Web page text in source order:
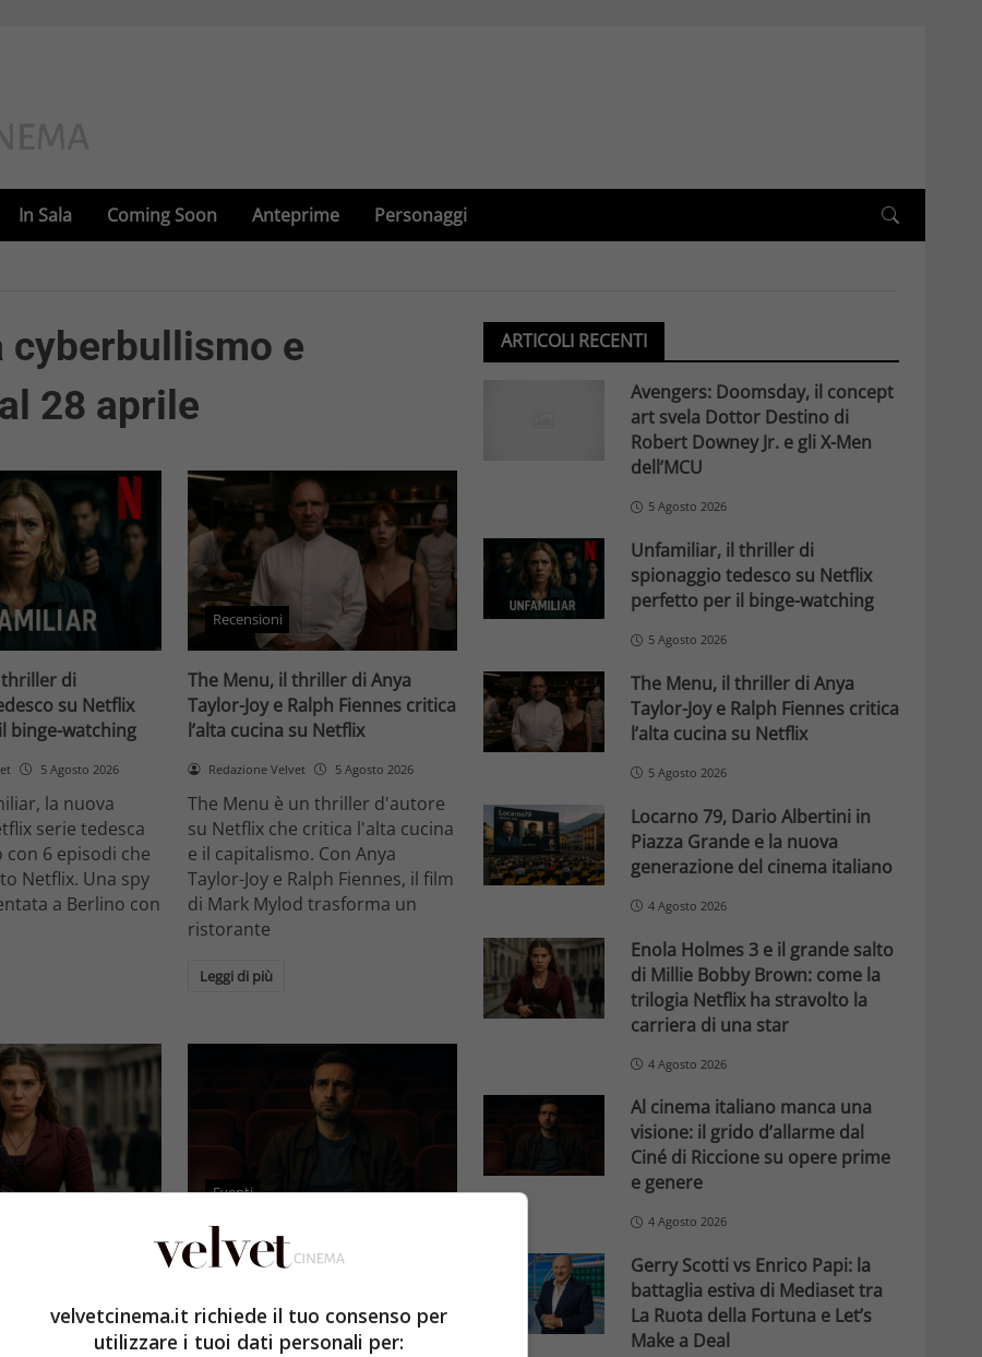
In Sala Coming Soon Anteprime Personaggi
cyberbullismo e
28 aprile
di
su Netflix
binge-watching
5 Agosto 2026
la nuova
serie tedesca
con 6 episodi che
Netflix. Una spy
a Berlino con
Recensioni
The Menu, il thriller di Anya
Taylor-Joy e Ralph Fiennes critica
l’alta cucina su Netflix
Redazione Velvet 5 Agosto 2026
The Menu è un thriller d'autore
su Netflix che critica l'alta cucina
e il capitalismo. Con Anya
Taylor-Joy e Ralph Fiennes, il film
di Mark Mylod trasforma un
ristorante
Leggi di più
3 e il grande salto
Brown: come la
stravolto la
star
Eventi
Al cinema italiano manca una
Ciné di Riccione su opere prime
e genere
ARTICOLI RECENTI
Avengers: Doomsday, il concept
art svela Dottor Destino di
Robert Downey Jr. e gli X-Men
dell’MCU
5 Agosto 2026
Unfamiliar, il thriller di
spionaggio tedesco su Netflix
perfetto per il binge-watching
5 Agosto 2026
The Menu, il thriller di Anya
Taylor-Joy e Ralph Fiennes critica
l’alta cucina su Netflix
5 Agosto 2026
Locarno 79, Dario Albertini in
Piazza Grande e la nuova
generazione del cinema italiano
4 Agosto 2026
Enola Holmes 3 e il grande salto
di Millie Bobby Brown: come la
trilogia Netflix ha stravolto la
carriera di una star
4 Agosto 2026
Al cinema italiano manca una
visione: il grido d’allarme dal
Ciné di Riccione su opere prime
e genere
4 Agosto 2026
Gerry Scotti vs Enrico Papi: la
battaglia estiva di Mediaset tra
La Ruota della Fortuna e Let’s
Make a Deal
velvetcinema.it richiede il tuo consenso per
utilizzare i tuoi dati personali per: